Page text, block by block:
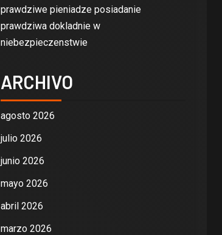
prawdziwe pieniadze posiadanie
prawdziwa dokladnie w
niebezpieczenstwie
ARCHIVO
agosto 2026
julio 2026
junio 2026
mayo 2026
abril 2026
marzo 2026